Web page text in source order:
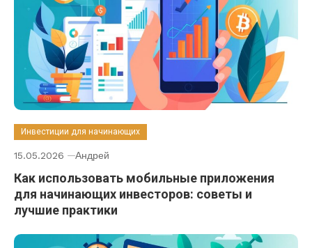
Инвестиции для начинающих
15.05.2026 Андрей
Как использовать мобильные приложения
для начинающих инвесторов: советы и
лучшие практики